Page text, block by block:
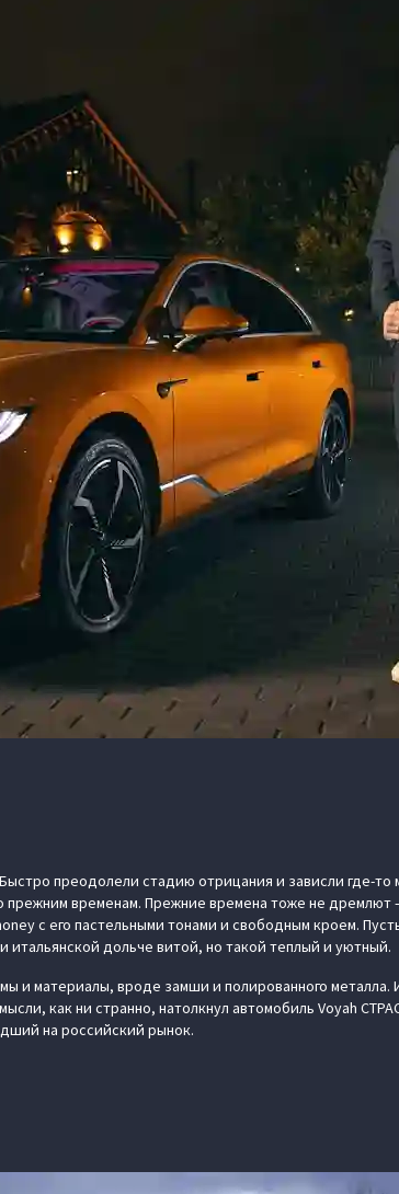
преодолели стадию отрицания и зависли где-то
прежним временам. Прежние времена тоже не
с его пастельными тонами и свободным кроем.
итальянской дольче витой, но такой теплый и уютный.
и материалы, вроде замши и полированного металла.
как ни странно, натолкнул автомобиль Voyah
на российский рынок.